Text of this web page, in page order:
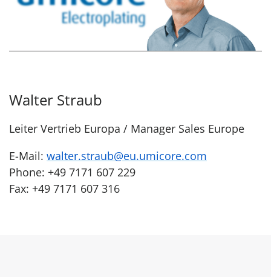
Walter Straub
Leiter Vertrieb Europa / Manager Sales Europe
E-Mail: walter.straub@eu.umicore.com
Phone: +49 7171 607 229
Fax: +49 7171 607 316